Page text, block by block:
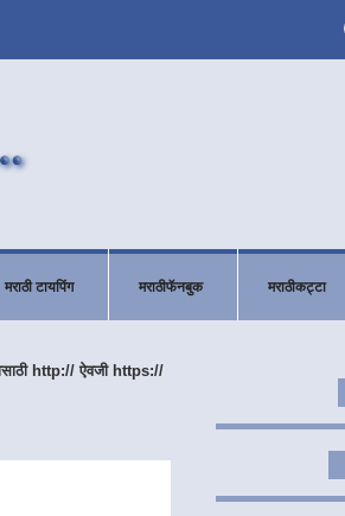
मराठी टायपिंग मराठीफॅनबुक मराठीकट्टा
http:// ऐवजी https://